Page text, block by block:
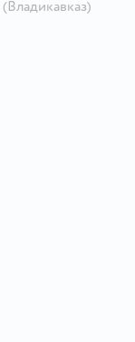
(Владикавказ)